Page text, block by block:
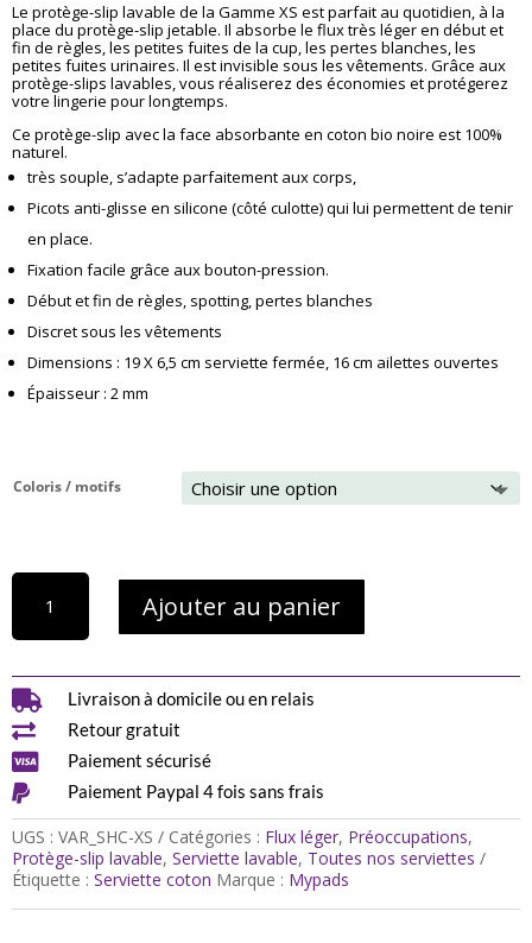
basé sur
notations
client
Le protège-slip lavable de la Gamme XS est parfait au quotidien, à la
place du protège-slip jetable. Il absorbe le flux très léger en début et
fin de règles, les petites fuites de la cup, les pertes blanches, les
petites fuites urinaires. Il est invisible sous les vêtements. Grâce aux
protège-slips lavables, vous réaliserez des économies et protégerez
votre lingerie pour longtemps.
Ce protège-slip avec la face absorbante en coton bio noire est 100%
naturel.
très souple, s’adapte parfaitement aux corps,
Picots anti-glisse en silicone (côté culotte) qui lui permettent de tenir
en place.
Fixation facile grâce aux bouton-pression.
Début et fin de règles, spotting, pertes blanches
Discret sous les vêtements
Dimensions : 19 X 6,5 cm serviette fermée, 16 cm ailettes ouvertes
Épaisseur : 2 mm
Coloris / motifs
quantité
protège-
lavables
en
COTON
BIO
(Gamme
XS)
Ajouter au panier
 Livraison à domicile ou en relais
 Retour gratuit
 Paiement sécurisé
 Paiement Paypal 4 fois sans frais
UGS : VAR_SHC-XS Catégories : Flux léger, Préoccupations,
Protège-slip lavable, Serviette lavable, Toutes nos serviettes
Étiquette : Serviette coton Marque : Mypads